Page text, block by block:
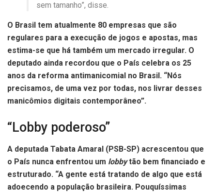
sem tamanho”, disse.
O Brasil tem atualmente 80 empresas que são
regulares para a execução de jogos e apostas, mas
estima-se que há também um mercado irregular. O
deputado ainda recordou que o País celebra os 25
anos da reforma antimanicomial no Brasil. “Nós
precisamos, de uma vez por todas, nos livrar desses
manicômios digitais contemporâneo”.
“Lobby poderoso”
A deputada Tabata Amaral (PSB-SP) acrescentou que
o País nunca enfrentou um lobbytão bem financiado e
estruturado. “A gente está tratando de algo que está
adoecendo a população brasileira. Pouquíssimas